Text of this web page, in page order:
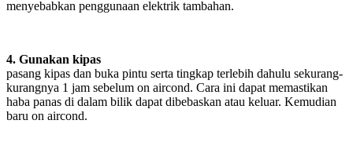
menyebabkan penggunaan elektrik tambahan.
4. Gunakan kipas
pasang kipas dan buka pintu serta tingkap terlebih dahulu sekurang-
kurangnya 1 jam sebelum on aircond. Cara ini dapat memastikan
haba panas di dalam bilik dapat dibebaskan atau keluar. Kemudian
baru on aircond.